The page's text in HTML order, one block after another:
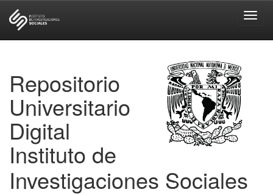
Repositorio
Universitario
Digital
Instituto de
Investigaciones Sociales